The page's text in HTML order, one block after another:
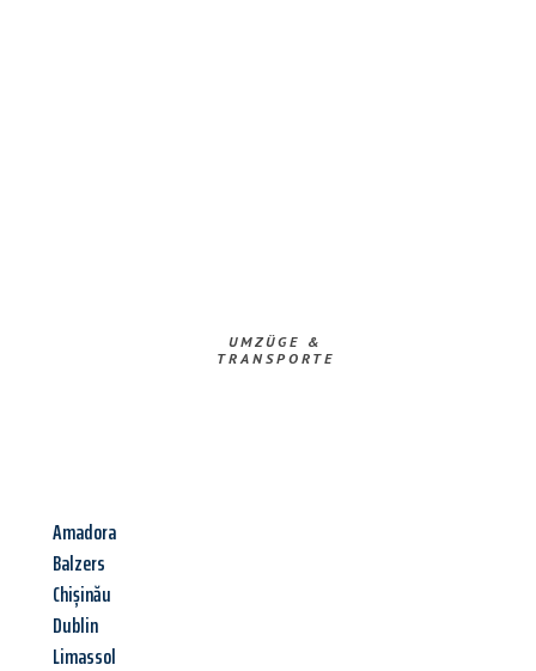
UMZÜGE &
TRANSPORTE
Amadora
Balzers
Chișinău
Dublin
Limassol